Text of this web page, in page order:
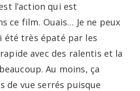
l’action qui est
ce film. Ouais… Je ne peux
été très épaté par les
avec des ralentis et la
Au moins, ça
de vue serrés puisque